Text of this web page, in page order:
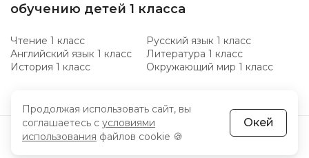
обучению детей 1 класса
Чтение 1 класс
Русский язык 1 класс
Английский язык 1 класс
Литература 1 класс
История 1 класс
Окружающий мир 1 класс
KursHub
Продолжая использовать сайт, вы
соглашаетесь с условиями
использования файлов cookie 🍪
Окей